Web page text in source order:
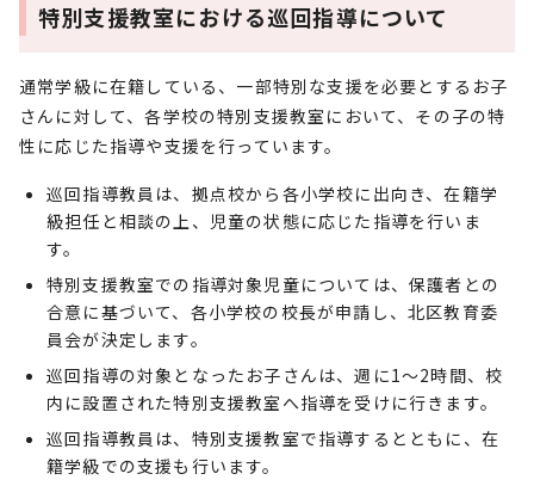
特別支援教室における巡回指導について
通常学級に在籍している、一部特別な支援を必要とするお子
さんに対して、各学校の特別支援教室において、その子の特
性に応じた指導や支援を行っています。
巡回指導教員は、拠点校から各小学校に出向き、在籍学
級担任と相談の上、児童の状態に応じた指導を行いま
す。
特別支援教室での指導対象児童については、保護者との
合意に基づいて、各小学校の校長が申請し、北区教育委
員会が決定します。
巡回指導の対象となったお子さんは、週に1～2時間、校
内に設置された特別支援教室へ指導を受けに行きます。
巡回指導教員は、特別支援教室で指導するとともに、在
籍学級での支援も行います。